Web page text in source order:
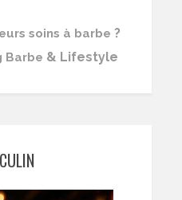
soins à barbe ?
Barbe & Lifestyle